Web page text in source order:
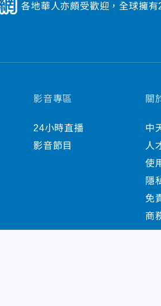
各地華人亦頗受歡迎，全球擁有
影音專區
24小時直播
影音節目
關
中
人
使
隱
免
商